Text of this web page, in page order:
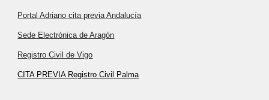
Portal Adriano cita previa Andalucía
Sede Electrónica de Aragón
Registro Civil de Vigo
CITA PREVIA Registro Civil Palma